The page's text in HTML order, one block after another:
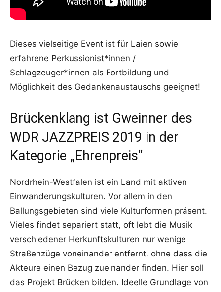
Dieses vielseitige Event ist für Laien sowie
erfahrene Perkussionist*innen /
Schlagzeuger*innen als Fortbildung und
Möglichkeit des Gedankenaustauschs geeignet!
Brückenklang ist Gweinner des
WDR JAZZPREIS 2019 in der
Kategorie „Ehrenpreis“
Nordrhein-Westfalen ist ein Land mit aktiven
Einwanderungskulturen. Vor allem in den
Ballungsgebieten sind viele Kulturformen präsent.
Vieles findet separiert statt, oft lebt die Musik
verschiedener Herkunftskulturen nur wenige
Straßenzüge voneinander entfernt, ohne dass die
Akteure einen Bezug zueinander finden. Hier soll
das Projekt Brücken bilden. Ideelle Grundlage von